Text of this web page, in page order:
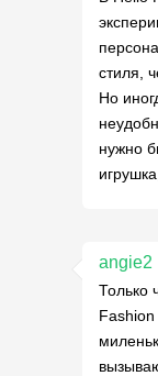
стиля,
Но
нужно
angie2
Только